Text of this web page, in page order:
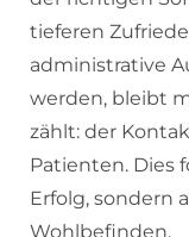
tieferen
administrative
werden, bleibt
zählt: der
Patienten. Dies
Erfolg, sondern
Wohlbefinden.